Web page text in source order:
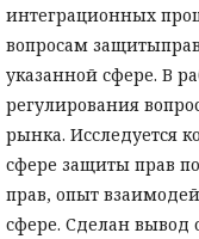
интеграционных
вопросам
указанной сфере. В
регулирования
рынка. Исследуется
сфере защиты прав
прав, опыт
сфере. Сделан вывод